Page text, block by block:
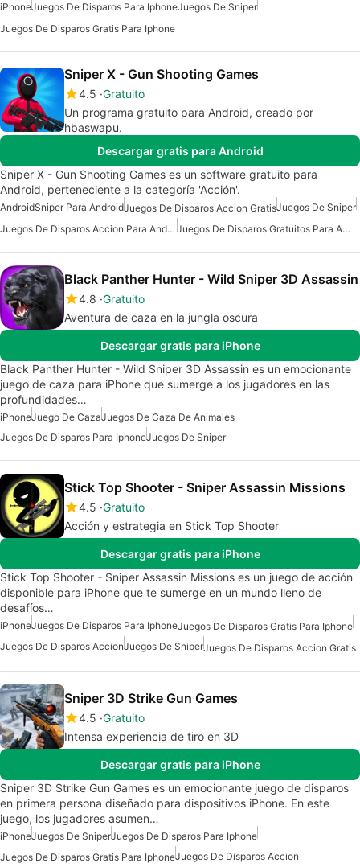
iPhoneJuegos De Disparos Para IphoneJuegos De Sniper
Juegos De Disparos Gratis Para Iphone
Sniper X - Gun Shooting Games
4.5 Gratuito
Un programa gratuito para Android, creado por
hbaswapu.
Descargar gratis para Android
Sniper X - Gun Shooting Games es un software gratuito para
Android, perteneciente a la categoría 'Acción'.
AndroidSniper Para AndroidJuegos De Disparos Accion GratisJuegos De Sniper
Juegos De Disparos Accion Para Android
Juegos De Disparos Gratuitos Para Android
Black Panther Hunter - Wild Sniper 3D Assassin
4.8 Gratuito
Aventura de caza en la jungla oscura
Descargar gratis para iPhone
Black Panther Hunter - Wild Sniper 3D Assassin es un emocionante
juego de caza para iPhone que sumerge a los jugadores en las
profundidades…
iPhoneJuego De CazaJuegos De Caza De Animales
Juegos De Disparos Para IphoneJuegos De Sniper
Stick Top Shooter - Sniper Assassin Missions
4.5 Gratuito
Acción y estrategia en Stick Top Shooter
Descargar gratis para iPhone
Stick Top Shooter - Sniper Assassin Missions es un juego de acción
disponible para iPhone que te sumerge en un mundo lleno de
desafíos…
iPhoneJuegos De Disparos Para IphoneJuegos De Disparos Gratis Para Iphone
Juegos De Disparos AccionJuegos De SniperJuegos De Disparos Accion Gratis
Sniper 3D Strike Gun Games
4.5 Gratuito
Intensa experiencia de tiro en 3D
Descargar gratis para iPhone
Sniper 3D Strike Gun Games es un emocionante juego de disparos
en primera persona diseñado para dispositivos iPhone. En este
juego, los jugadores asumen…
iPhoneJuegos De SniperJuegos De Disparos Para Iphone
Juegos De Disparos Gratis Para IphoneJuegos De Disparos Accion